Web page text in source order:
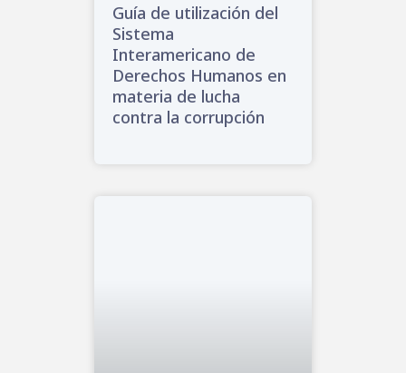
Guía de utilización del
Sistema
Interamericano de
Derechos Humanos en
materia de lucha
contra la corrupción